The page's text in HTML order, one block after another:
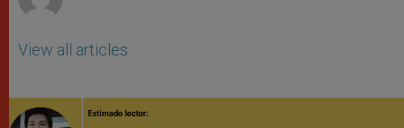
View all articles